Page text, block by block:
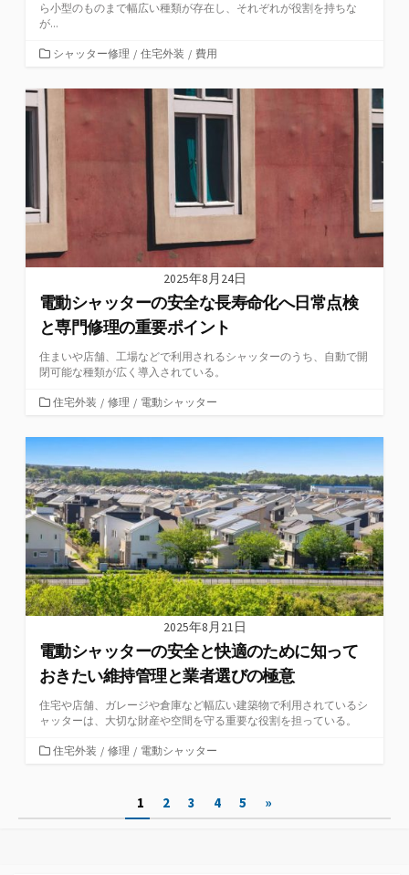
ら小型のものまで幅広い種類が存在し、それぞれが役割を持ちな
が...
カ
ゴ
シャッター修理 / 住宅外装 / 費用
2025年8月24日
電動シャッターの安全な長寿命化へ日常点検
と専門修理の重要ポイント
住まいや店舗、工場などで利用されるシャッターのうち、自動で開
閉可能な種類が広く導入されている。
カ
ゴ
リ
ー
住宅外装 / 修理 / 電動シャッター
2025年8月21日
電動シャッターの安全と快適のために知って
おきたい維持管理と業者選びの極意
住宅や店舗、ガレージや倉庫など幅広い建築物で利用されているシ
ャッターは、大切な財産や空間を守る重要な役割を担っている。
カ
ー
住宅外装 / 修理 / 電動シャッター
1 2 3 4 5 »